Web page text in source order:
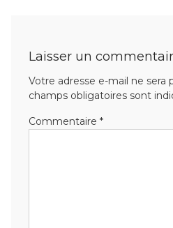
Laisser un
Votre adresse e-mail ne sera
champs obligatoires sont
Commentaire *